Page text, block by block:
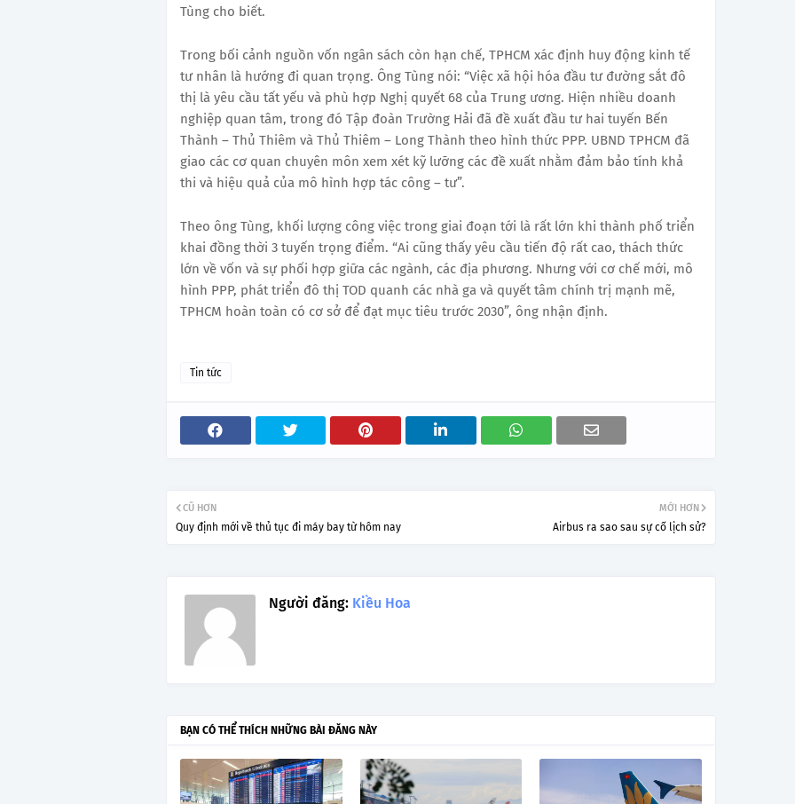
Tùng cho biết.
Trong bối cảnh nguồn vốn ngân sách còn hạn chế, TPHCM xác định huy động kinh tế
tư nhân là hướng đi quan trọng. Ông Tùng nói: “Việc xã hội hóa đầu tư đường sắt đô
thị là yêu cầu tất yếu và phù hợp Nghị quyết 68 của Trung ương. Hiện nhiều doanh
nghiệp quan tâm, trong đó Tập đoàn Trường Hải đã đề xuất đầu tư hai tuyến Bến
Thành – Thủ Thiêm và Thủ Thiêm – Long Thành theo hình thức PPP. UBND TPHCM đã
giao các cơ quan chuyên môn xem xét kỹ lưỡng các đề xuất nhằm đảm bảo tính khả
thi và hiệu quả của mô hình hợp tác công – tư”.
Theo ông Tùng, khối lượng công việc trong giai đoạn tới là rất lớn khi thành phố triển
khai đồng thời 3 tuyến trọng điểm. “Ai cũng thấy yêu cầu tiến độ rất cao, thách thức
lớn về vốn và sự phối hợp giữa các ngành, các địa phương. Nhưng với cơ chế mới, mô
hình PPP, phát triển đô thị TOD quanh các nhà ga và quyết tâm chính trị mạnh mẽ,
TPHCM hoàn toàn có cơ sở để đạt mục tiêu trước 2030”, ông nhận định.
Tin tức
MỚI HƠN
Airbus ra sao sau sự cố lịch sử?
CŨ HƠN
Quy định mới về thủ tục đi máy bay từ hôm nay
Người đăng: Kiều Hoa
BẠN CÓ THỂ THÍCH NHỮNG BÀI ĐĂNG NÀY